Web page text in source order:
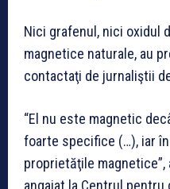
Nici grafenul, nici oxidul
magnetice naturale, au
contactaţi de jurnaliştii de
“El nu este magnetic
foarte specifice (…), iar
proprietăţile magnetice”,
angajat la Centrul